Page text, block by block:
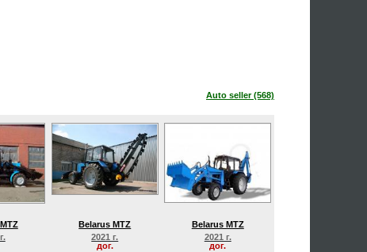
Auto seller (568)
Belarus MTZ
2021 г.
дог.
Belarus MTZ
2021 г.
дог.